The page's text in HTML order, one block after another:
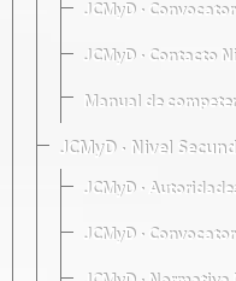
JCMyD ·
JCMyD · Contacto
Manual de
JCMyD · Nivel
JCMyD ·
JCMyD ·